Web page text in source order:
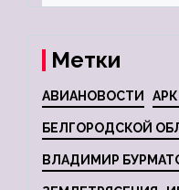
Метки
АВИАНОВОСТИ
БЕЛГОРОДСКОЙ
ВЛАДИМИР